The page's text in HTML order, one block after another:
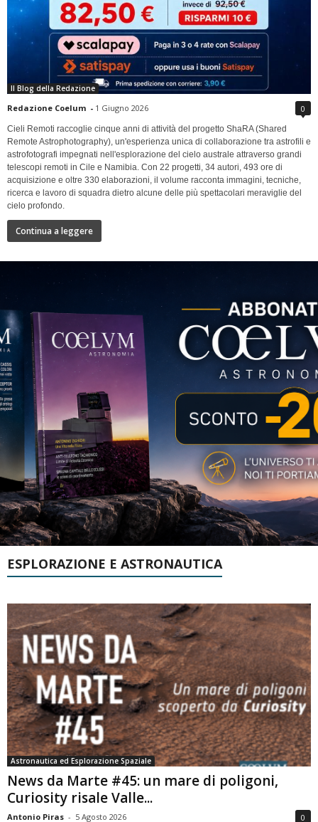
Il Blog della Redazione
Redazione Coelum - 1 Giugno 2026 0
Cieli Remoti raccoglie cinque anni di attività del progetto ShaRA (Shared
Remote Astrophotography), un'esperienza unica di collaborazione tra astrofili e
astrofotografi impegnati nell'esplorazione del cielo australe attraverso grandi
telescopi remoti in Cile e Namibia. Con 22 progetti, 34 autori, 493 ore di
acquisizione e oltre 330 elaborazioni, il volume racconta immagini, tecniche,
ricerca e lavoro di squadra dietro alcune delle più spettacolari meraviglie del
cielo profondo.
Continua a leggere
ESPLORAZIONE E ASTRONAUTICA
Astronautica ed Esplorazione Spaziale
News da Marte #45: un mare di poligoni,
Curiosity risale Valle...
Antonio Piras - 5 Agosto 2026 0